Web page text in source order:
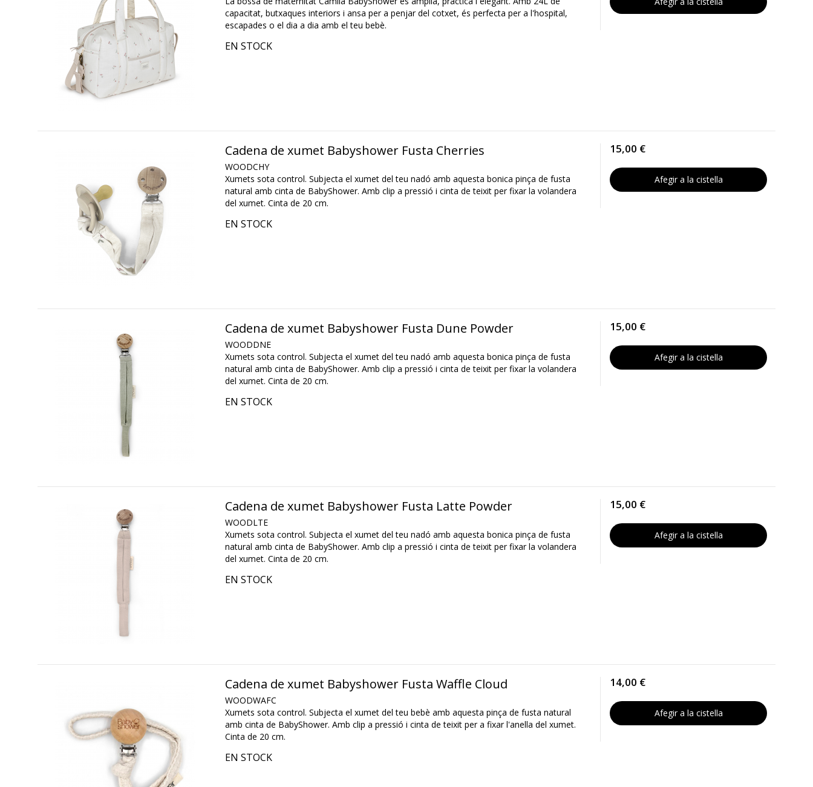
capacitat, butxaques interiors i ansa per a penjar del cotxet, és perfecta per a l'hospital,
escapades o el dia a dia amb el teu bebè.
EN STOCK
Cadena de xumet Babyshower Fusta Cherries
WOODCHY
Xumets sota control. Subjecta el xumet del teu nadó amb aquesta bonica pinça de fusta
natural amb cinta de BabyShower. Amb clip a pressió i cinta de teixit per fixar la volandera
del xumet. Cinta de 20 cm.
EN STOCK
15,00 €
Afegir a la cistella
Cadena de xumet Babyshower Fusta Dune Powder
WOODDNE
Xumets sota control. Subjecta el xumet del teu nadó amb aquesta bonica pinça de fusta
natural amb cinta de BabyShower. Amb clip a pressió i cinta de teixit per fixar la volandera
del xumet. Cinta de 20 cm.
EN STOCK
15,00 €
Afegir a la cistella
Cadena de xumet Babyshower Fusta Latte Powder
WOODLTE
Xumets sota control. Subjecta el xumet del teu nadó amb aquesta bonica pinça de fusta
natural amb cinta de BabyShower. Amb clip a pressió i cinta de teixit per fixar la volandera
del xumet. Cinta de 20 cm.
EN STOCK
15,00 €
Afegir a la cistella
Cadena de xumet Babyshower Fusta Waffle Cloud
WOODWAFC
Xumets sota control. Subjecta el xumet del teu bebè amb aquesta pinça de fusta natural
amb cinta de BabyShower. Amb clip a pressió i cinta de teixit per a fixar l'anella del xumet.
Cinta de 20 cm.
EN STOCK
14,00 €
Afegir a la cistella